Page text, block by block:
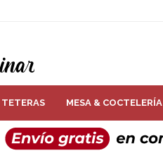
TETERAS MESA & COCTELERÍA